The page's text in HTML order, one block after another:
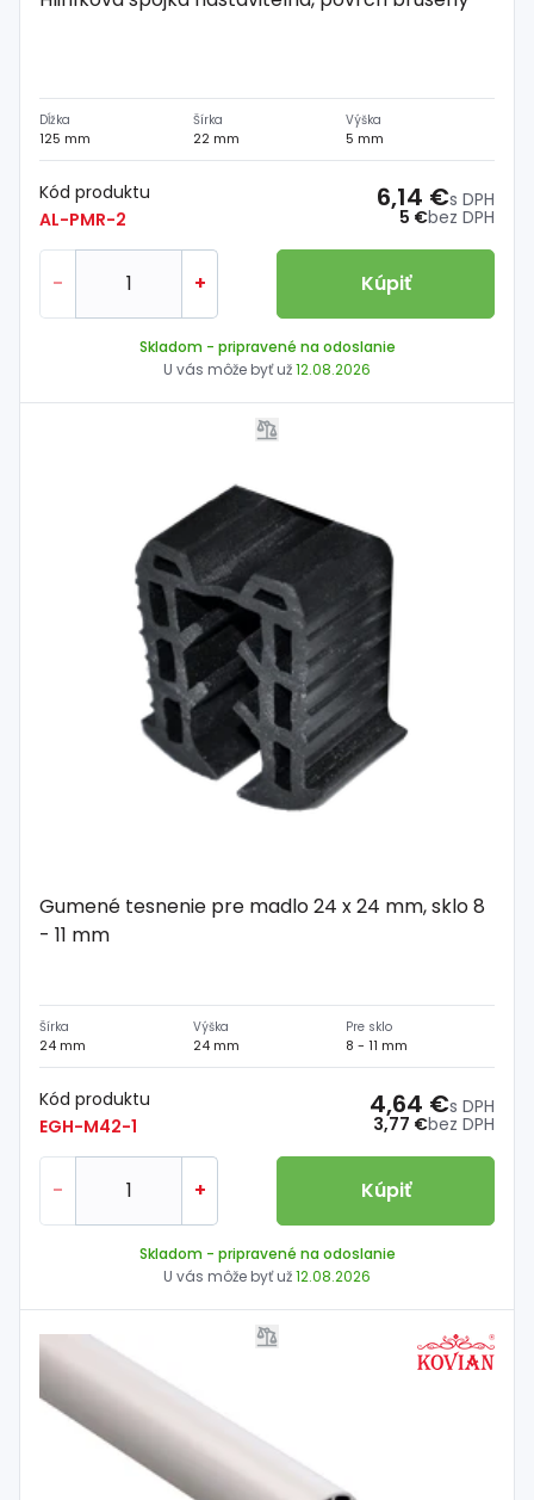
Dĺžka
125 mm
Šírka
22 mm
Výška
5 mm
Kód produktu
AL-PMR-2
5 €bez DPH
6,14 €s DPH
- + Kúpiť
Skladom - pripravené na odoslanie
U vás môže byť už12.08.2026
Gumené tesnenie pre madlo 24 x 24 mm, sklo 8
- 11 mm
Šírka
24 mm
Výška
24 mm
Pre sklo
8 - 11 mm
Kód produktu
EGH-M42-1
3,77 €bez DPH
4,64 €s DPH
- + Kúpiť
Skladom - pripravené na odoslanie
U vás môže byť už12.08.2026